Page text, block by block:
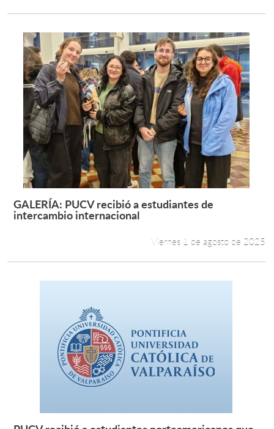
Leer más +
GALERÍA: PUCV recibió a estudiantes de
intercambio internacional
Viernes 1 de agosto de 2025